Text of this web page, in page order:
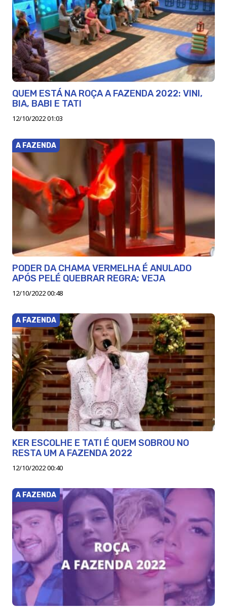
QUEM ESTÁ NA ROÇA A FAZENDA 2022: VINI,
BIA, BABI E TATI
12/10/2022 01:03
A FAZENDA
PODER DA CHAMA VERMELHA É ANULADO
APÓS PELÉ QUEBRAR REGRA; VEJA
12/10/2022 00:48
A FAZENDA
KER ESCOLHE E TATI É QUEM SOBROU NO
RESTA UM A FAZENDA 2022
12/10/2022 00:40
A FAZENDA